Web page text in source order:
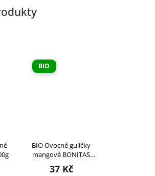
BIO
BIO Ovocné guličky
mangové BONITAS
50g
37 Kč